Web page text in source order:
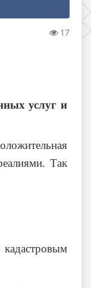
17
услуг и
Так